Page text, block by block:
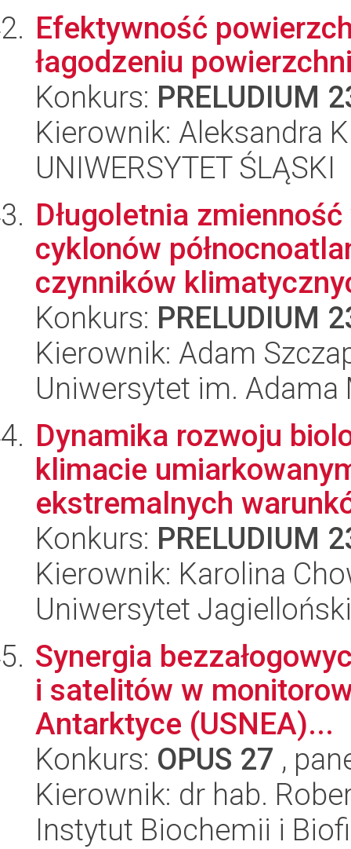
Efektywność
łagodzeniu
Konkurs: PRELUDIUM
Kierownik: Aleksandra
UNIWERSYTET ŚLĄSKI
Długoletnia
cyklonów
czynników
Konkurs: PRELUDIUM
Kierownik: Adam
Uniwersytet im.
Dynamika rozwoju
klimacie
ekstremalnych
Konkurs: PRELUDIUM
Kierownik: Karolina
Uniwersytet Jagielloński
Synergia
i satelitów w
Antarktyce (USNEA)...
Konkurs: OPUS 27 ,
Kierownik: dr hab.
Instytut Biochemii i